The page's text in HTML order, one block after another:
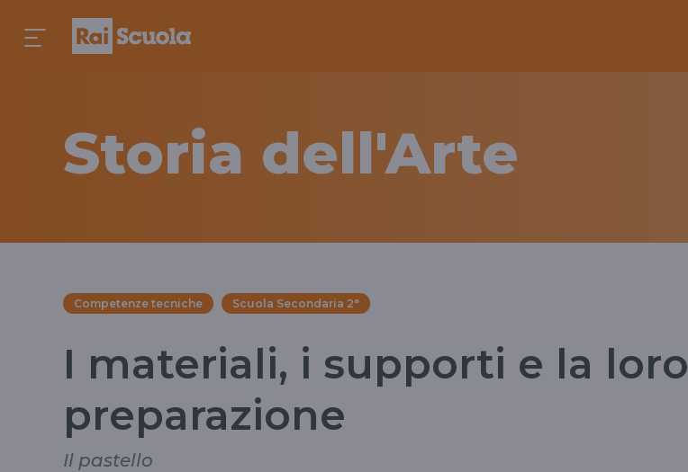
Storia dell'Arte
Competenze tecniche Scuola Secondaria 2°
I materiali, i supporti e la loro
preparazione
Il pastello